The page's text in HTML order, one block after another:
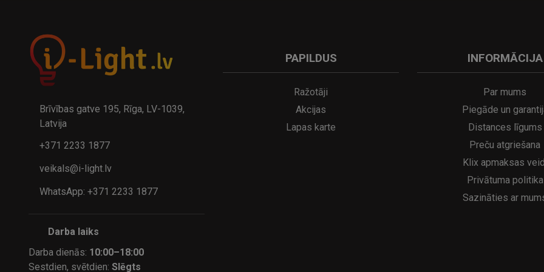
32.95€
A
kumulatora LED galda lampa SERINA Mini Ø80×200 mm..
29.95€ 21.95€
Brīvības gatve 195, Rīga, LV-1039,
Latvija
+371 2233 1877
veikals@i-light.lv
WhatsApp: +371 2233 1877
Darba laiks
Darba dienās: 10:00–18:00
Sestdien, svētdien:Slēgts
PAPILDUS
Ražotāji
Akcijas
Lapas karte
INFORMĀCIJA
Par mums
Piegāde un
Distances līgums
Preču atgriešana
Klix apmaksas
Privātuma politika
Sazināties ar